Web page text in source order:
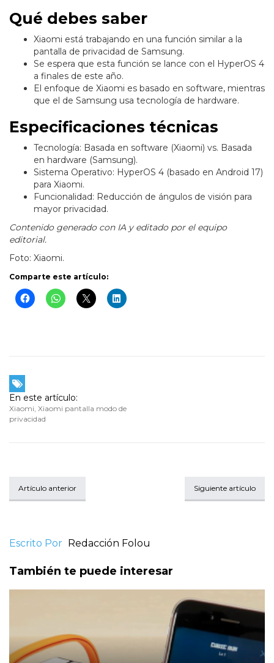
Qué debes saber
Xiaomi está trabajando en una función similar a la
pantalla de privacidad de Samsung.
Se espera que esta función se lance con el HyperOS 4
a finales de este año.
El enfoque de Xiaomi es basado en software, mientras
que el de Samsung usa tecnología de hardware.
Especificaciones técnicas
Tecnología: Basada en software (Xiaomi) vs. Basada
en hardware (Samsung).
Sistema Operativo: HyperOS 4 (basado en Android 17)
para Xiaomi.
Funcionalidad: Reducción de ángulos de visión para
mayor privacidad.
Contenido generado con IA y editado por el equipo
editorial.
Foto: Xiaomi.
Comparte este artículo:
En este artículo:
Xiaomi, Xiaomi pantalla modo de
privacidad
Artículo anterior Siguiente artículo
Escrito Por Redacción Folou
También te puede interesar